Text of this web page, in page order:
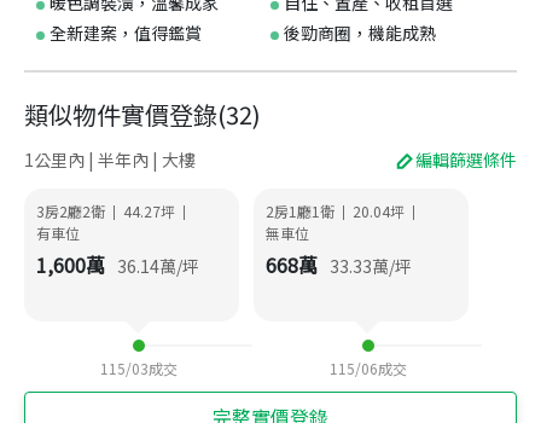
全新建案，值得鑑賞
後勁商圈，機能成熟
類似物件實價登錄(32)
1公里內 | 半年內 | 大樓 編輯篩選條件
3房2廳2衛 | 44.27坪 |
有車位
1,600萬 36.14萬/坪
115/03成交
2房1廳1衛 | 20.04坪 |
無車位
668萬 33.33萬/坪
115/06成交
完整實價登錄